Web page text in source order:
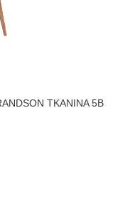
TKANINA 5B